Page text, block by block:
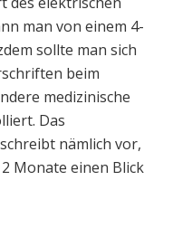
man von einem 4-
sollte man sich
beim
medizinische
Das
nämlich vor,
Monate einen Blick